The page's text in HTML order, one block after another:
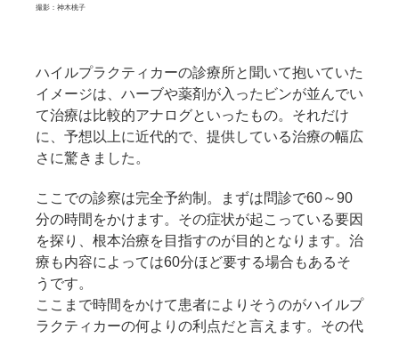
撮影：神木桃子
ハイルプラクティカーの診療所と聞いて抱いていた
イメージは、ハーブや薬剤が入ったビンが並んでい
て治療は比較的アナログといったもの。それだけ
に、予想以上に近代的で、提供している治療の幅広
さに驚きました。
ここでの診察は完全予約制。まずは問診で60～90
分の時間をかけます。その症状が起こっている要因
を探り、根本治療を目指すのが目的となります。治
療も内容によっては60分ほど要する場合もあるそ
うです。
ここまで時間をかけて患者によりそうのがハイルプ
ラクティカーの何よりの利点だと言えます。その代